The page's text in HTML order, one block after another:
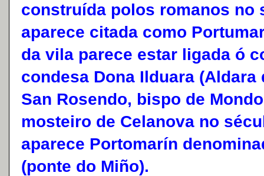
construída polos romanos no
aparece citada como
da vila parece estar ligada ó
condesa Dona Ilduara (Aldara
San Rosendo, bispo de
mosteiro de Celanova no
aparece Portomarín
(ponte do Miño).